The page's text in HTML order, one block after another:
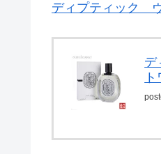
ディプティック
デ